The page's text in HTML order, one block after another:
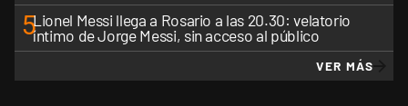
5Lionel Messi llega a Rosario a las 20.30: velatorio
íntimo de Jorge Messi, sin acceso al público
VER MÁS